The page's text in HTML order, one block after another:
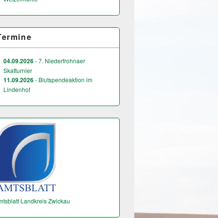
04.09.2026- 7. Niederfrohnaer
Skatturnier
11.09.2026- Blutspendeaktion im
Lindenhof
Landkreis Zwickau